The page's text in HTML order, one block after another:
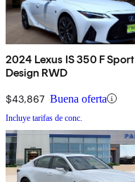
2024 Lexus IS 350 F Sport
Design RWD
$43,867 Buena oferta
Incluye tarifas de conc.